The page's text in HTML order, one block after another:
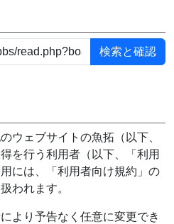
ウェブサイトの魚拓（以下、
を行う利用者（以下、「利用
には、「利用者向け規約」の
われます。
より予告なく任意に変更でき